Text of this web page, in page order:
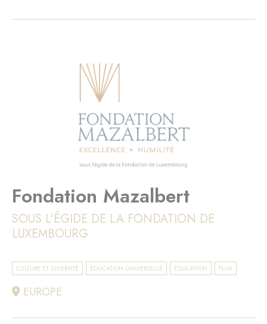
Fondation Mazalbert
SOUS L'ÉGIDE DE LA FONDATION DE
LUXEMBOURG
CULTURE ET DIVERSITÉ ÉDUCATION UNIVERSELLE ÉDUCATION FLUX
EUROPE